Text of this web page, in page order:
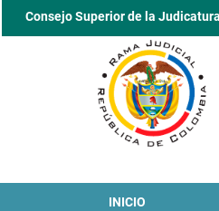
Consejo Superior de la Judicatura
INICIO